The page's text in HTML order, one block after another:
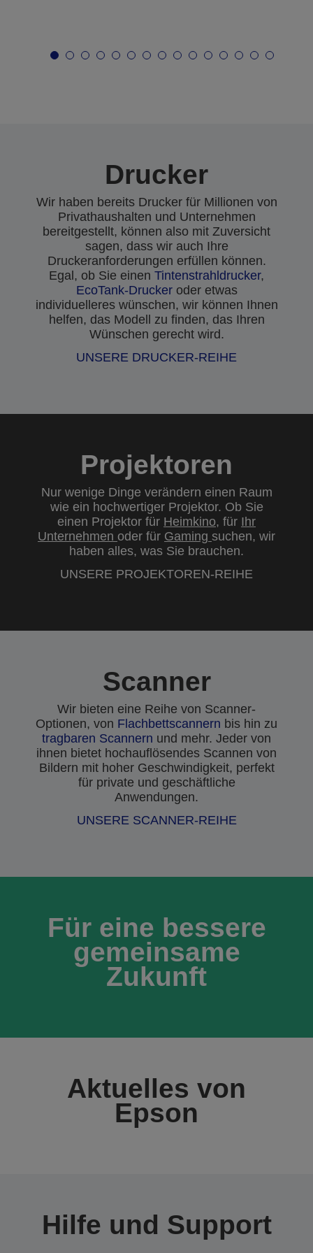
Drucker
Wir haben bereits Drucker für Millionen von
Privathaushalten und Unternehmen
bereitgestellt, können also mit Zuversicht
sagen, dass wir auch Ihre
Druckeranforderungen erfüllen können.
Egal, ob Sie einen Tintenstrahldrucker,
EcoTank-Druckeroder etwas
individuelleres wünschen, wir können Ihnen
helfen, das Modell zu finden, das Ihren
Wünschen gerecht wird.
UNSERE DRUCKER-REIHE
Projektoren
Nur wenige Dinge verändern einen Raum
wie ein hochwertiger Projektor. Ob Sie
einen Projektor für Heimkino, für Ihr
Unternehmen oder für Gaming suchen, wir
haben alles, was Sie brauchen.
UNSERE PROJEKTOREN-REIHE
Scanner
Wir bieten eine Reihe von Scanner-
Optionen, von Flachbettscannern bis hin zu
tragbaren Scannern und mehr. Jeder von
ihnen bietet hochauflösendes Scannen von
Bildern mit hoher Geschwindigkeit, perfekt
für private und geschäftliche
Anwendungen.
UNSERE SCANNER-REIHE
Für eine bessere
gemeinsame
Zukunft
Aktuelles von
Epson
Hilfe und Support